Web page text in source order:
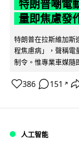
特朗普嘲電
量即焦慮發
特朗普在拉斯維加斯
程焦慮病」，聲稱電
制令。惟專業車媒隨
386 151 ↗
人工智能